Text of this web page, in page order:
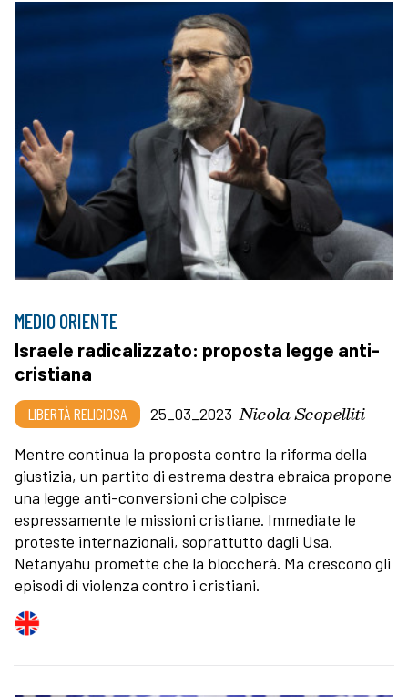
MEDIO ORIENTE
Israele radicalizzato: proposta legge anti-
cristiana
LIBERTÀ RELIGIOSA 25_03_2023 Nicola Scopelliti
Mentre continua la proposta contro la riforma della
giustizia, un partito di estrema destra ebraica propone
una legge anti-conversioni che colpisce
espressamente le missioni cristiane. Immediate le
proteste internazionali, soprattutto dagli Usa.
Netanyahu promette che la bloccherà. Ma crescono gli
episodi di violenza contro i cristiani.